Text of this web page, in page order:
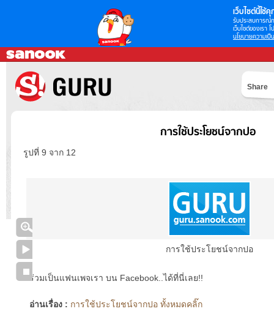
เว็บไซต์นี้ใช้คุ
รับประสบการณ์
เว็บไซต์ของเรา
นโยบายความเป็
Share
การใช้ประโยชน์จากปอ
รูปที่ 9 จาก 12
การใช้ประโยชน์จากปอ
ร่วมเป็นแฟนเพจเรา บน Facebook..ได้ที่นี่เลย!!
อ่านเรื่อง : การใช้ประโยชน์จากปอ ทั้งหมดคลิ๊ก